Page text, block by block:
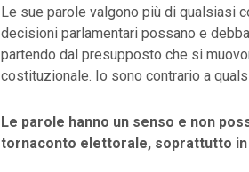
Le sue parole valgono più di qualsiasi
decisioni parlamentari possano e
partendo dal presupposto che si
costituzionale. Io sono contrario a
Le parole hanno un senso e non
tornaconto elettorale, soprattutto